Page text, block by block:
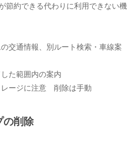
節約できる代わりに利用できない機
交通情報、別ルート検索・車線案
た範囲内の案内
レージに注意 削除は手動
の削除